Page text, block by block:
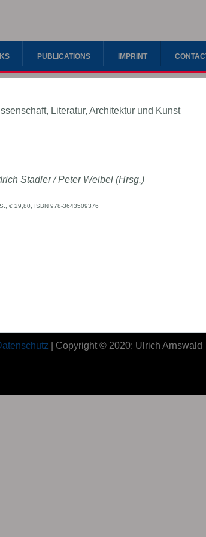
PUBLICATIONS IMPRINT
Literatur, Architektur und Kunst
Stadler / Peter Weibel (Hrsg.)
€ 29,80, ISBN 978-3643509376
| Copyright © 2020: Ulrich Arnswald